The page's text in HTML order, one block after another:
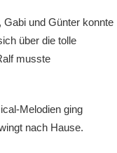
Gabi und Günter konnte
über die tolle
musste
Melodien ging
nach Hause.